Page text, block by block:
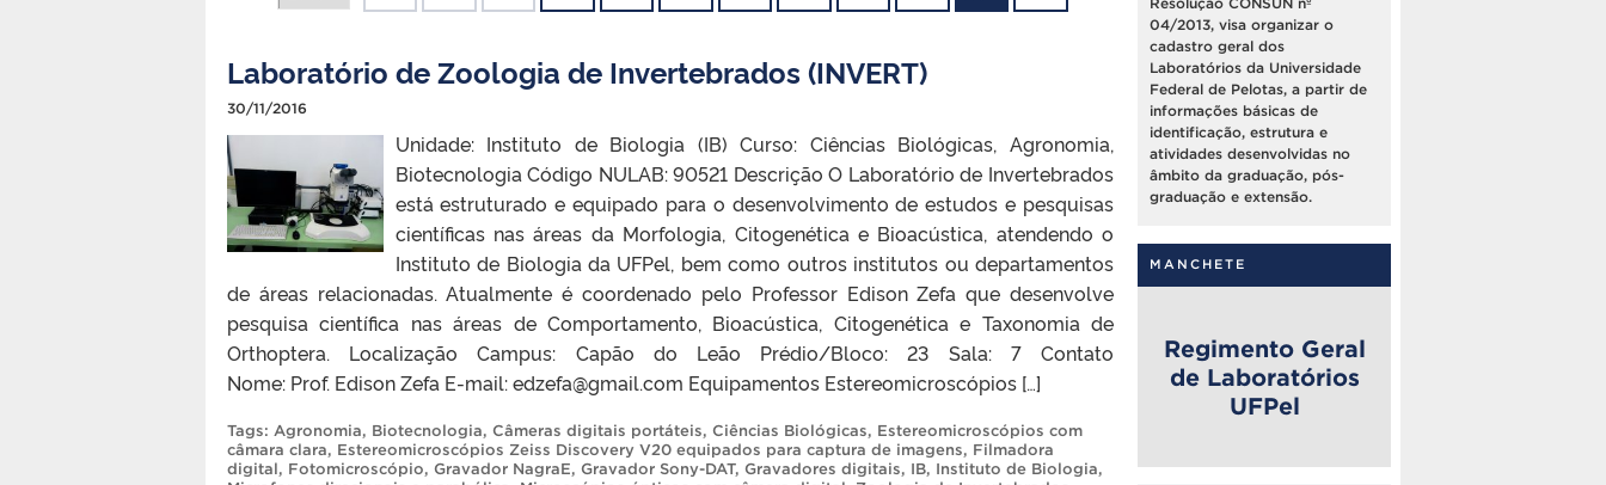
Laboratório de Zoologia de Invertebrados (INVERT)
30/11/2016
Unidade: Instituto de Biologia (IB) Curso: Ciências Biológicas, Agronomia,
Biotecnologia Código NULAB: 90521 Descrição O Laboratório de Invertebrados
está estruturado e equipado para o desenvolvimento de estudos e pesquisas
científicas nas áreas da Morfologia, Citogenética e Bioacústica, atendendo o
Instituto de Biologia da UFPel, bem como outros institutos ou departamentos
de áreas relacionadas. Atualmente é coordenado pelo Professor Edison Zefa que desenvolve
pesquisa científica nas áreas de Comportamento, Bioacústica, Citogenética e Taxonomia de
Orthoptera. Localização Campus: Capão do Leão Prédio/Bloco: 23 Sala: 7 Contato
Nome: Prof. Edison Zefa E-mail: edzefa@gmail.com Equipamentos Estereomicroscópios […]
Tags: Agronomia, Biotecnologia, Câmeras digitais portáteis, Ciências Biológicas, Estereomicroscópios com
câmara clara, Estereomicroscópios Zeiss Discovery V20 equipados para captura de imagens, Filmadora
digital, Fotomicroscópio, Gravador NagraE, Gravador Sony-DAT, Gravadores digitais, IB, Instituto de Biologia,
04/2013, visa organizar o
cadastro geral dos
Laboratórios da Universidade
Federal de Pelotas, a partir de
informações básicas de
identificação, estrutura e
atividades desenvolvidas no
âmbito da graduação, pós-
graduação e extensão.
MANCHETE
Regimento Geral
de Laboratórios
UFPel